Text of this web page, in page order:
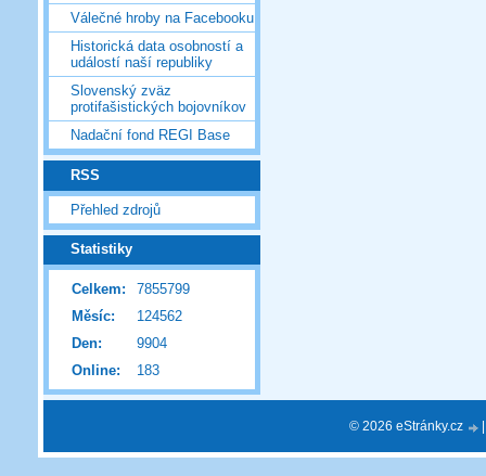
Válečné hroby na Facebooku
Historická data osobností a
událostí naší republiky
Slovenský zväz
protifašistických bojovníkov
Nadační fond REGI Base
RSS
Přehled zdrojů
Statistiky
Online: 183
Celkem:
7855799
Měsíc:
124562
Den:
9904
© 2026 eStránky.cz